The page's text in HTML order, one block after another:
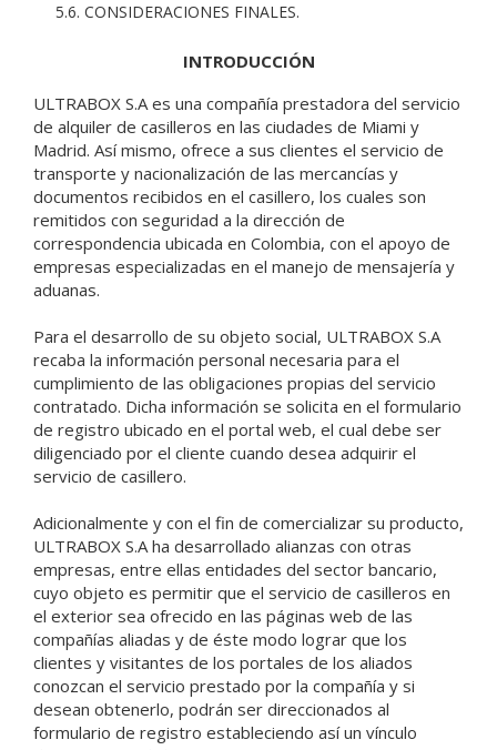
5.6. CONSIDERACIONES FINALES.
INTRODUCCIÓN
ULTRABOX S.A es una compañía prestadora del servicio
de alquiler de casilleros en las ciudades de Miami y
Madrid. Así mismo, ofrece a sus clientes el servicio de
transporte y nacionalización de las mercancías y
documentos recibidos en el casillero, los cuales son
remitidos con seguridad a la dirección de
correspondencia ubicada en Colombia, con el apoyo de
empresas especializadas en el manejo de mensajería y
aduanas.
Para el desarrollo de su objeto social, ULTRABOX S.A
recaba la información personal necesaria para el
cumplimiento de las obligaciones propias del servicio
contratado. Dicha información se solicita en el formulario
de registro ubicado en el portal web, el cual debe ser
diligenciado por el cliente cuando desea adquirir el
servicio de casillero.
Adicionalmente y con el fin de comercializar su producto,
ULTRABOX S.A ha desarrollado alianzas con otras
empresas, entre ellas entidades del sector bancario,
cuyo objeto es permitir que el servicio de casilleros en
el exterior sea ofrecido en las páginas web de las
compañías aliadas y de éste modo lograr que los
clientes y visitantes de los portales de los aliados
conozcan el servicio prestado por la compañía y si
desean obtenerlo, podrán ser direccionados al
formulario de registro estableciendo así un vínculo